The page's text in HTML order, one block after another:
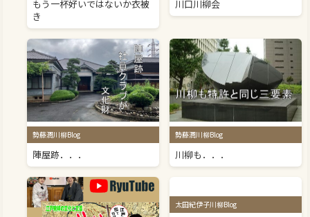
もう一杯好いではないか衣被
き
川口川柳会
勢藤潤川柳Blog
陣屋跡．．．
勢藤潤川柳Blog
川柳も．．．
太田紀伊子川柳Blog